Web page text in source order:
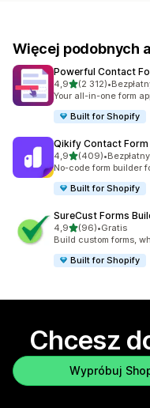
Więcej podobnych
Powerful Contact
4,9na 5 gwiazdek
(2 312)
Łączna liczba
•
Your all-in-one form
Built for Shopify
Qikify Contact Form
4,9na 5 gwiazdek
(409)
Łączna liczba
•
No-code form builder
Built for Shopify
SureCust Forms
4,9na 5 gwiazdek
(96)
Łączna liczba recenzji:
•Gratis
Build custom forms,
Built for Shopify
Chcesz
Wypróbuj